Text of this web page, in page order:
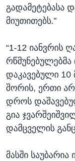
გადამეტებასა
მიუთითებს.”
“1-12 იანვრის
დაკავებული 10
შორის, ერთი
დროს
გია
დამცველის
მასში